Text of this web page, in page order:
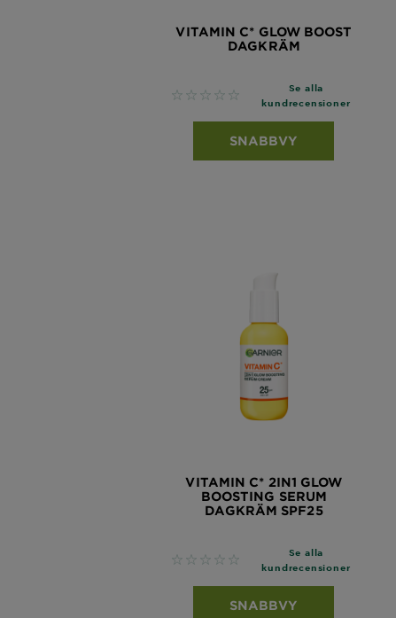
VITAMIN C* GLOW BOOST
DAGKRÄM
No reviews
Se alla
kundrecensioner
SNABBVY
VITAMIN C* 2IN1 GLOW
BOOSTING SERUM
DAGKRÄM SPF25
No reviews
Se alla
kundrecensioner
SNABBVY